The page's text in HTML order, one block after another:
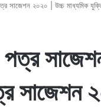
সাজেশন ২০২০ | উচ্চ মাধ্যমিক
পত্র
সাজেশন